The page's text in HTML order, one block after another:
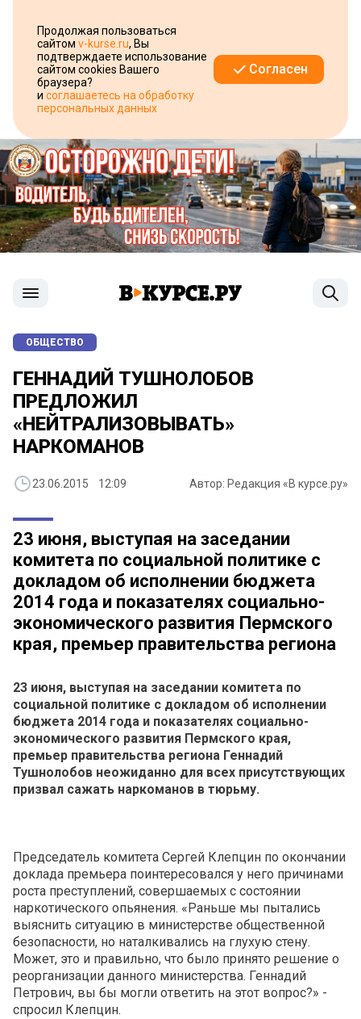
Продолжая пользоваться
сайтом v-kurse.ru, Вы
подтверждаете использование
сайтом cookies Вашего
браузера?
и соглашаетесь на обработку
персональных данных
Согласен
ОБЩЕСТВО
ГЕННАДИЙ ТУШНОЛОБОВ
ПРЕДЛОЖИЛ
«НЕЙТРАЛИЗОВЫВАТЬ»
НАРКОМАНОВ
23.06.2015 12:09 Автор: Редакция «В курсе.ру»
23 июня, выступая на заседании
комитета по социальной политике с
докладом об исполнении бюджета
2014 года и показателях социально-
экономического развития Пермского
края, премьер правительства региона
23 июня, выступая на заседании комитета по
социальной политике с докладом об исполнении
бюджета 2014 года и показателях социально-
экономического развития Пермского края,
премьер правительства региона Геннадий
Тушнолобов неожиданно для всех присутствующих
призвал сажать наркоманов в тюрьму.
Председатель комитета Сергей Клепцин по окончании
доклада премьера поинтересовался у него причинами
роста преступлений, совершаемых с состоянии
наркотического опьянения. «Раньше мы пытались
выяснить ситуацию в министерстве общественной
безопасности, но наталкивались на глухую стену.
Может, это и правильно, что было принято решение о
реорганизации данного министерства. Геннадий
Петрович, вы бы могли ответить на этот вопрос?» -
спросил Клепцин.